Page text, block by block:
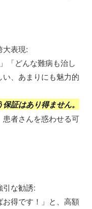
大表現:
「どんな難病も治し
、あまりにも魅力的
証はあり得ません。
者さんを惑わせる可
引な勧誘:
得です！」と、高額